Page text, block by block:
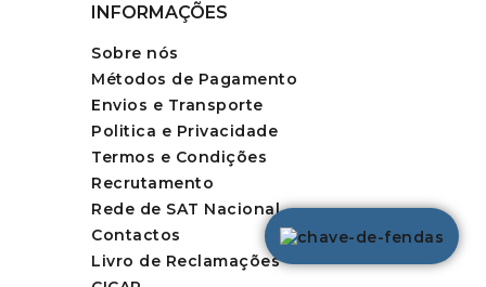
INFORMAÇÕES
Sobre nós
Métodos de Pagamento
Envios e Transporte
Politica e Privacidade
Termos e Condições
Recrutamento
Rede de SAT Nacional
Contactos
Livro de Reclamações